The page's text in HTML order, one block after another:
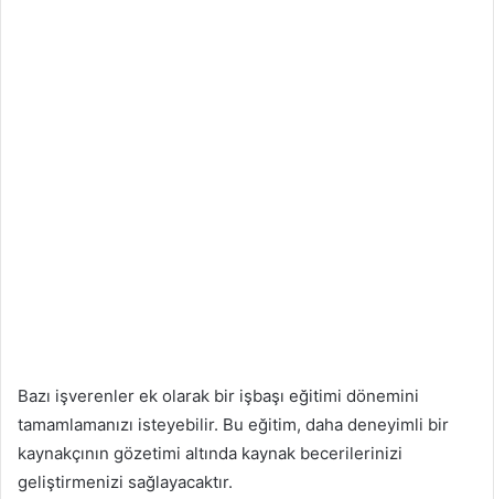
Bazı işverenler ek olarak bir işbaşı eğitimi dönemini
tamamlamanızı isteyebilir. Bu eğitim, daha deneyimli bir
kaynakçının gözetimi altında kaynak becerilerinizi
geliştirmenizi sağlayacaktır.